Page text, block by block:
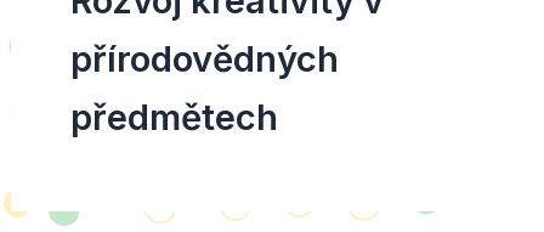
přírodovědných
předmětech